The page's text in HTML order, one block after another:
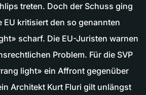
treten. Doch der Schuss ging
EU kritisiert den so genannten
scharf. Die EU-Juristen warnen
Problem. Für die SVP
light» ein Affront gegenüber
Architekt Kurt Fluri gilt unlängst